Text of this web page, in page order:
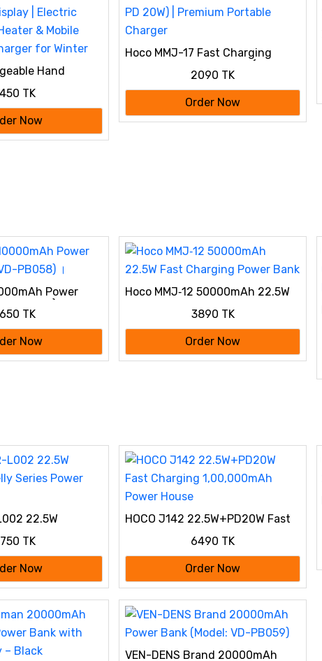
Hand
| Electric
& Mobile
for Winter
TK
Now
Hoco MMJ-17 Fast Charging
Power Bank 20000mAh (22.5W +
PD 20W) | Premium Portable
Charger
2090 TK
Order Now
Power
PB058) ।
TK
Now
Hoco MMJ‑12 50000mAh 22.5W
3890 TK
Order Now
22.5W
TK
Now
HOCO J142 22.5W+PD20W Fast
6490 TK
Order Now
VEN-DENS Brand 20000mAh